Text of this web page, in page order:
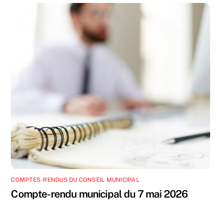
COMPTES-RENDUS DU CONSEIL MUNICIPAL
Compte-rendu municipal du 7 mai 2026